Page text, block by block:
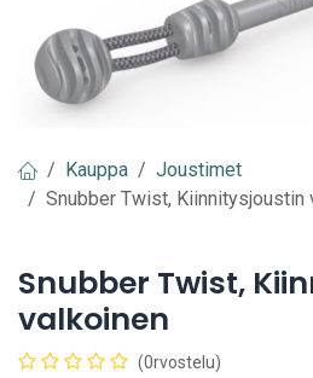
Kauppa
Joustimet
Snubber Twist, Kiinnitysjoustin
Snubber Twist,
valkoinen
(0rvostelu)